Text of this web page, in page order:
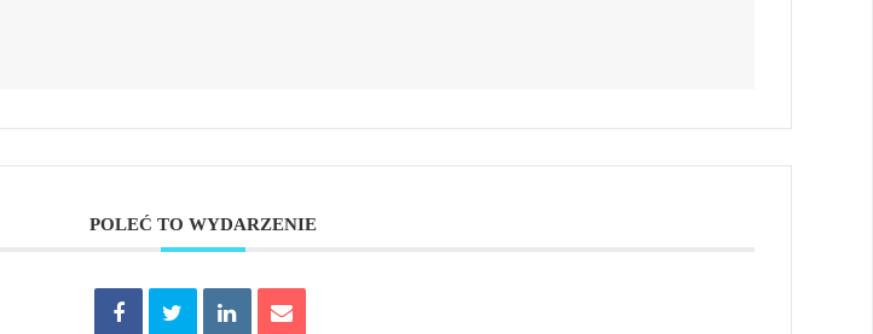
POLEĆ TO WYDARZENIE